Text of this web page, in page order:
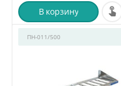
В корзину
ПН-011/500